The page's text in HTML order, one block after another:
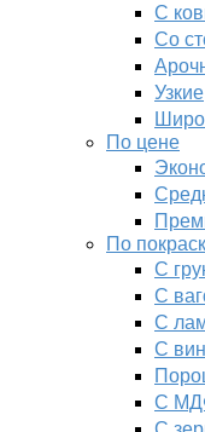
С
Со
Узкие
По цене
По
С
С
С
С
С